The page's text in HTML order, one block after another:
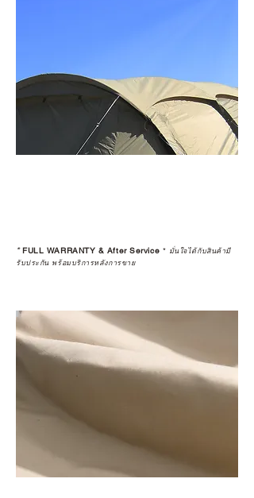
*FULL WARRANTY & After Service * มั่นใจได้กับสินค้ามี
รับประกัน พร้อมบริการหลังการขาย